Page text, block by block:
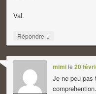
Val.
Répondre ↓
mimile20
Je ne peu pas
comprehention.